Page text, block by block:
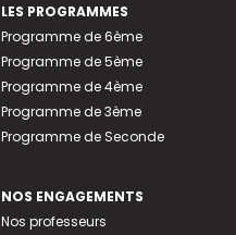
LES PROGRAMMES
Programme de 6ème
Programme de 5ème
Programme de 4ème
Programme de 3ème
Programme de Seconde
NOS ENGAGEMENTS
Nos professeurs